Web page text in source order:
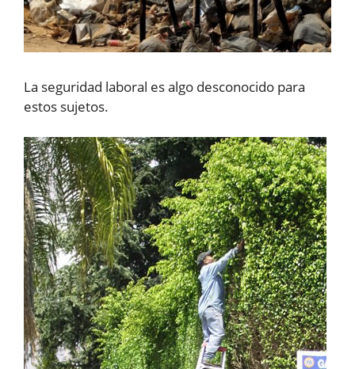
La seguridad laboral es algo desconocido para
estos sujetos.